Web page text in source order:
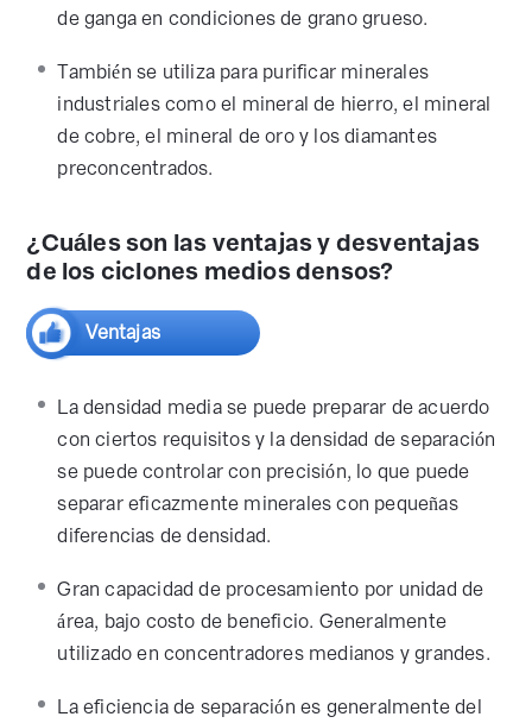
de ganga en condiciones de grano grueso.
También se utiliza para purificar minerales
industriales como el mineral de hierro, el mineral
de cobre, el mineral de oro y los diamantes
preconcentrados.
¿Cuáles son las ventajas y desventajas
de los ciclones medios densos?
Ventajas
La densidad media se puede preparar de acuerdo
con ciertos requisitos y la densidad de separación
se puede controlar con precisión, lo que puede
separar eficazmente minerales con pequeñas
diferencias de densidad.
Gran capacidad de procesamiento por unidad de
área, bajo costo de beneficio. Generalmente
utilizado en concentradores medianos y grandes.
La eficiencia de separación es generalmente del